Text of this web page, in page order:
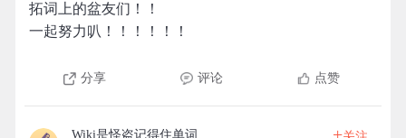
拓词上的盆友们！！
一起努力叭！！！！！！
分享 评论 点赞
Wiki是怪盗记得住单词